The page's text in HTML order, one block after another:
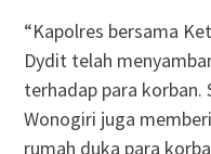
“Kapolres bersama
Dydit telah
terhadap para korban.
Wonogiri juga
rumah duka para